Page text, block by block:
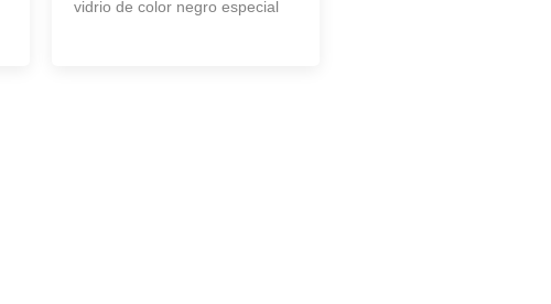
vidrio de color negro especial